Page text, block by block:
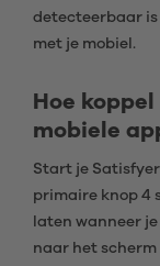
detecteerbaar is
met je mobiel.
Hoe
mobiele
Start je
primaire knop 4
laten wanneer
naar het